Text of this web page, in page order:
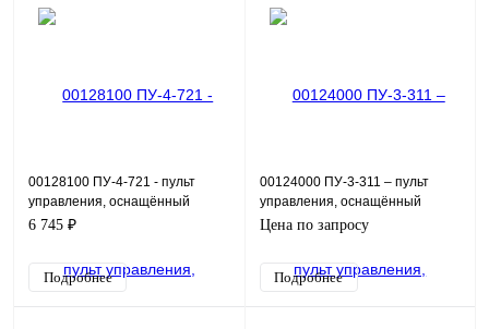
00128100 ПУ-4-721 - пульт
управления, оснащённый
индикацией в виде красной и
6 745 ₽
Подробнее
00124000 ПУ-3-311 – пульт
управления, оснащённый
измерителем аналоговых
Цена по запросу
Подробнее